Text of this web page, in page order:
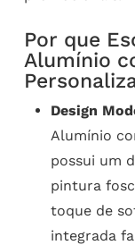
Por que
Alumínio
Design
Alumínio
possui um
pintura
toque de
integrada